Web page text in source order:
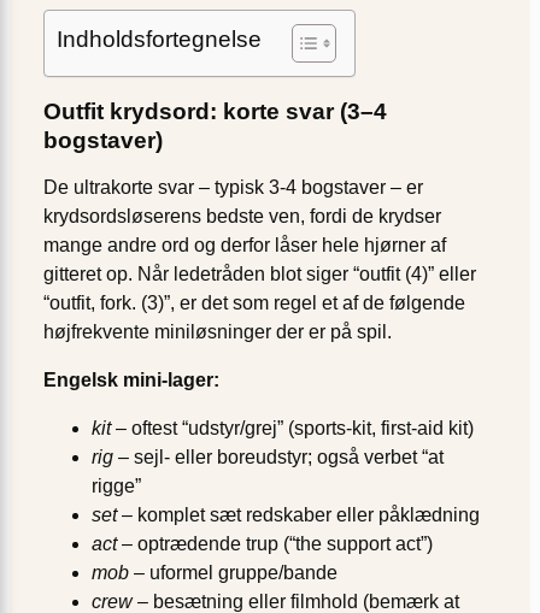
Indholdsfortegnelse
Outfit krydsord: korte svar (3–4
bogstaver)
De ultrakorte svar – typisk 3-4 bogstaver – er
krydsordsløserens bedste ven, fordi de krydser
mange andre ord og derfor låser hele hjørner af
gitteret op. Når ledetråden blot siger “outfit (4)” eller
“outfit, fork. (3)”, er det som regel et af de følgende
højfrekvente miniløsninger der er på spil.
Engelsk mini-lager:
kit– oftest “udstyr/grej” (sports-kit, first-aid kit)
rig – sejl- eller boreudstyr; også verbet “at
rigge”
set– komplet sæt redskaber eller påklædning
act– optrædende trup (“the support act”)
mob – uformel gruppe/bande
crew– besætning eller filmhold (bemærk at